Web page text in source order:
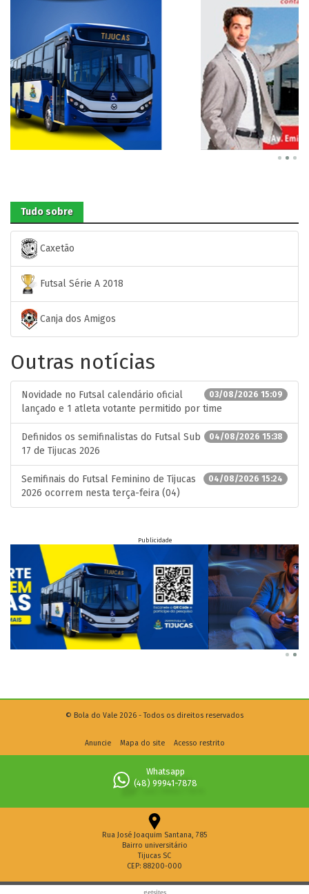
Tudo sobre
Caxetão
Futsal Série A 2018
Canja dos Amigos
Outras notícias
03/08/2026 15:09
Novidade no Futsal calendário oficial
lançado e 1 atleta votante permitido por time
04/08/2026 15:38
Definidos os semifinalistas do Futsal Sub
17 de Tijucas 2026
04/08/2026 15:24
Semifinais do Futsal Feminino de Tijucas
2026 ocorrem nesta terça-feira (04)
Publicidade
© Bola do Vale 2026 - Todos os direitos reservados
Anuncie Mapa do site Acesso restrito
Whatsapp
(48) 99941-7878
Rua José Joaquim Santana, 785
Bairro universitário
Tijucas SC
CEP: 88200-000
getsites